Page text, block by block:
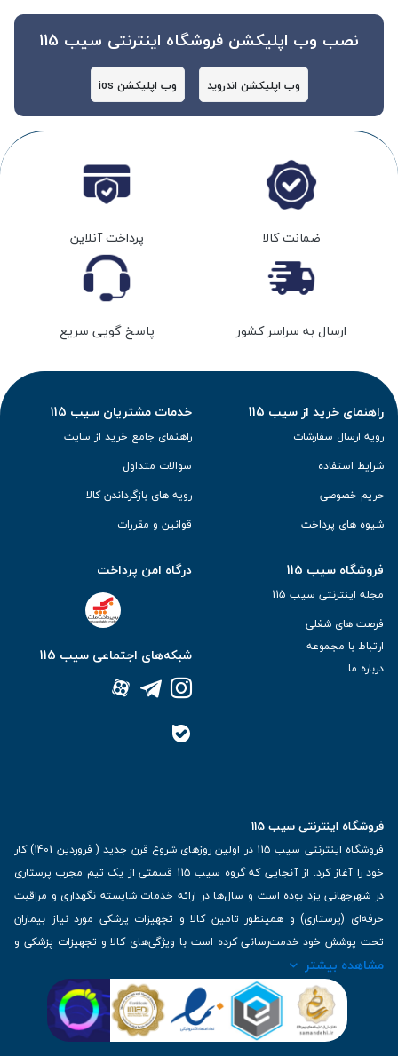
نصب وب اپلیکشن فروشگاه اینترنتی سیب 115
وب اپلیکشن اندروید وب اپلیکشن ios
ضمانت کالا پرداخت آنلاین
ارسال به سراسر کشور پاسخ گویی سریع
راهنمای خرید از سیب 115
رویه ارسال سفارشات
شرایط استفاده
حریم خصوصی
شیوه های پرداخت
خدمات مشتریان سیب 115
راهنمای جامع خرید از سایت
سوالات متداول
رویه های بازگرداندن کالا
قوانین و مقررات
فروشگاه سیب 115
مجله اینترنتی سیب 115
فرصت های شغلی
ارتباط با مجموعه
درباره ما
درگاه امن پرداخت
شبکه‌های اجتماعی سیب 115
فروشگاه اینترنتی سیب 115
فروشگاه اینترنتی سیب 115 در اولین روزهای شروع قرن جدید ( فروردین 1401) کار
خود را آغاز کرد. از آنجایی که گروه سیب 115 قسمتی از یک تیم مجرب پرستاری
در شهرجهانی یزد بوده است و سال‌ها در ارائه خدمات شایسته نگهداری و مراقبت
حرفه‌ای (پرستاری) و همینطور تامین کالا و تجهیزات پزشکی مورد نیاز بیماران
تحت پوشش خود خدمت‌رسانی کرده است با ویژگی‌های کالا و تجهیزات پزشکی و
برترین برندهای موجود در بازار اطلاعات بسیار ارزشمندی را دارا می‌باشد
| تلفن تماس : 36333383-035 | ایمیل: Info@Sib115.com
مشاهده بیشتر